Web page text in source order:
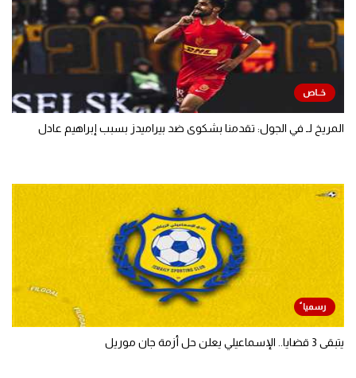
المريخ لـ في الجول: تقدمنا بشكوى ضد بيراميدز بسبب إبراهيم عادل
يتبقى 3 قضايا.. الإسماعيلي يعلن حل أزمة جان موريل